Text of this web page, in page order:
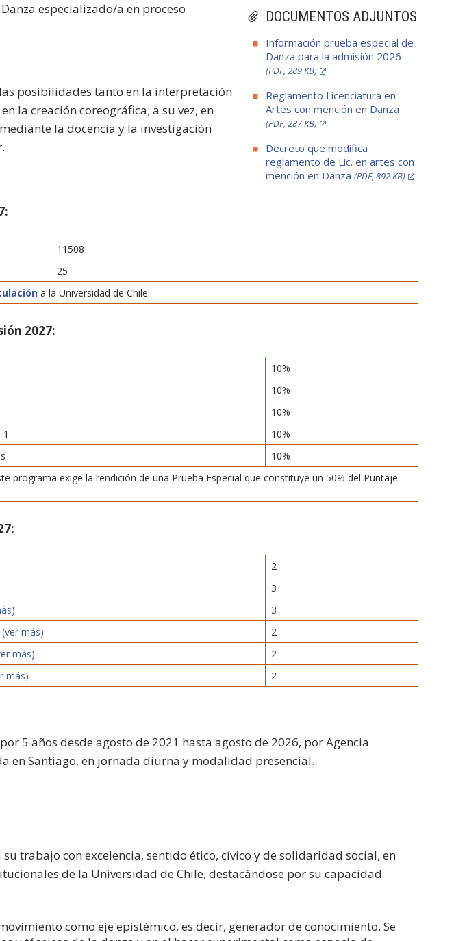
DOCUMENTOS ADJUNTOS
Información prueba especial de
Danza para la admisión 2026
(PDF, 289 KB)
Reglamento Licenciatura en
Artes con mención en Danza
(PDF, 287 KB)
Decreto que modifica
reglamento de Lic. en artes con
mención en Danza (PDF, 892 KB)
especializado/a en proceso
posibilidades tanto en la interpretación
la creación coreográfica; a su vez, en
la docencia y la investigación
11508
25
a la Universidad de Chile.
2027:
10%
10%
10%
10%
10%
programa exige la rendición de una Prueba Especial que constituye un 50% del Puntaje
2
3
3
(ver más)
2
más)
2
más) 2
5 años desde agosto de 2021 hasta agosto de 2026, por Agencia
en Santiago, en jornada diurna y modalidad presencial.
trabajo con excelencia, sentido ético, cívico y de solidaridad social, en
de la Universidad de Chile, destacándose por su capacidad
como eje epistémico, es decir, generador de conocimiento. Se